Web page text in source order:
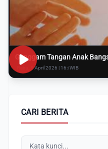
Genggam Tangan Anak
Rabu, 8 April 2026 | 16:i WIB
CARI BERITA